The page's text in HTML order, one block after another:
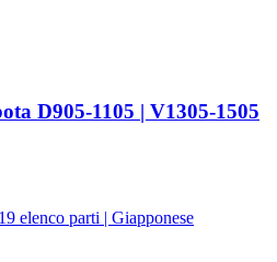
D905-1105 | V1305-1505